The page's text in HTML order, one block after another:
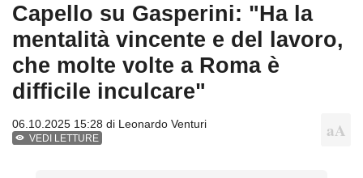
Capello su Gasperini: "Ha la
mentalità vincente e del lavoro,
che molte volte a Roma è
difficile inculcare"
06.10.2025 15:28 di Leonardo Venturi
VEDI LETTURE